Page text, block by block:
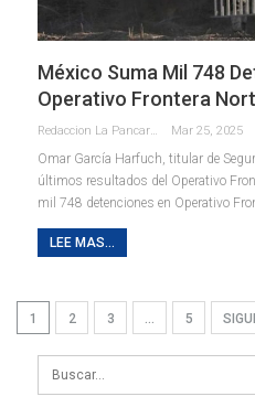
México Suma Mil 748
Operativo Frontera
Redaccion La Pancarta De Quintana Roo Mar 25, 2025
Omar García Harfuch, titular de
últimos resultados del Operativo
mil 748 detenciones en Operativo
LEE MAS...
1 2 3 … 5